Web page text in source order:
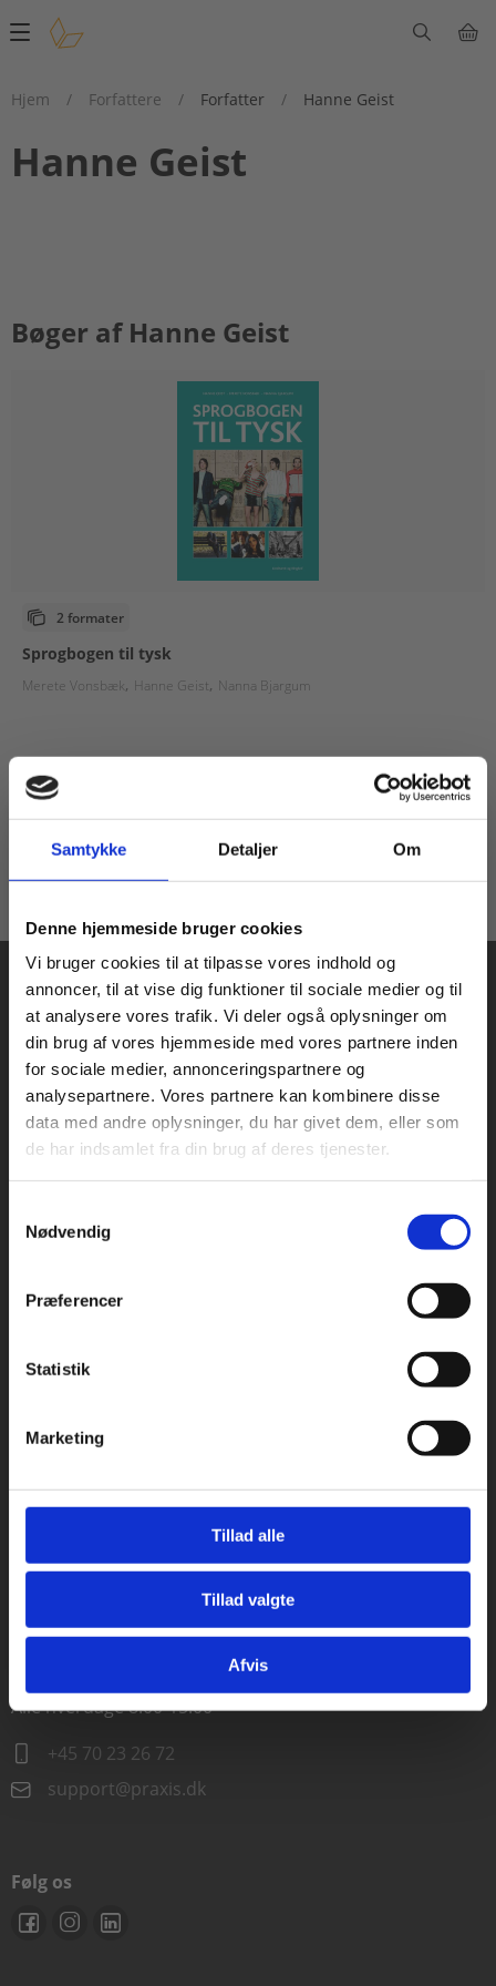
Samtykke Detaljer Om
Denne hjemmeside bruger cookies
Vi bruger cookies til at tilpasse vores indhold og
annoncer, til at vise dig funktioner til sociale medier og til
at analysere vores trafik. Vi deler også oplysninger om
din brug af vores hjemmeside med vores partnere inden
for sociale medier, annonceringspartnere og
analysepartnere. Vores partnere kan kombinere disse
data med andre oplysninger, du har givet dem, eller som
de har indsamlet fra din brug af deres tjenester.
Nødvendig
Præferencer
Statistik
Marketing
Tillad alle
Tillad valgte
Afvis
Main
Hjem
/ Forfattere / Forfatter / Hanne Geist
Hanne Geist
Bøger af Hanne Geist
2 formater
Sprogbogen til tysk
Merete Vonsbæk Hanne Geist Nanna Bjargum
Fra
55,00 KR.
Praxis Forlag A/S
CVR 41280921
København
1120 København K
Kochsgade 31D
Rødekro
Kontakt kundeservice
+45 70 23 85 87
Kontakt teknisk support
Alle hverdage 8.00-15.00
+45 70 23 26 72
support@praxis.dk
Følg os
Køb læremidler og find masterclasses mm.
Fortsæt som:
For privatkunder og
studerende. Du får
vist priser inkl.
For institutioner og
virksomheder. Du
får vist priser ekskl.
Gå til praxisOnline